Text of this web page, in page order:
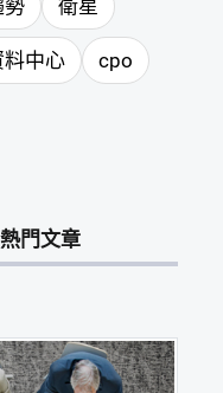
勢 衛星
料中心 cpo
熱門文章